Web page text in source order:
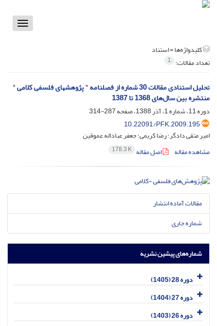
Toggle
کلیدواژه‌ها =استناد
تعداد مقالات: 1
تحلیل استنادی مقالات 30 شماره از فصلنامه " پژوهشهای فلسفی کلامی "
منتشره بین سال‌های 1368 تا 1387
دوره 11، شماره 1، آذر 1388، صفحه
287-314
10.22091/PFK.2009.195
امیر متقی دادگر؛ رضا کریمی؛ جعفر عباداله عموقین
مشاهده مقاله
اصل مقاله 178.3 K
مقالات آماده انتشار
شماره جاری
شماره‌های پیشین نشریه
دوره 28 (1405)
دوره 27 (1404)
دوره 26 (1403)